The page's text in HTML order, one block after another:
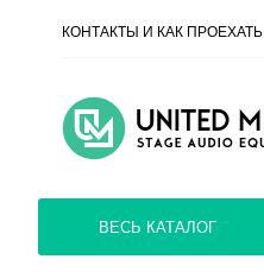
КОНТАКТЫ И КАК ПРОЕХАТЬ
ВЕСЬ КАТАЛОГ